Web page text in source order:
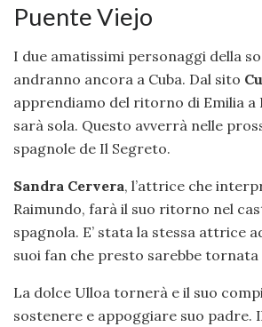
Puente Viejo
I due amatissimi personaggi della
andranno ancora a Cuba. Dal sito
apprendiamo del ritorno di Emilia a
sarà sola. Questo avverrà nelle
spagnole de Il Segreto.
Sandra Cervera, l’attrice che
Raimundo, farà il suo ritorno nel
spagnola. E’ stata la stessa attrice
suoi fan che presto sarebbe
La dolce Ulloa tornerà e il suo
sostenere e appoggiare suo padre.